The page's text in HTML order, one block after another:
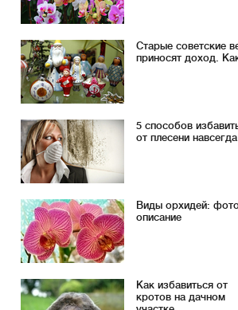
Старые советские
приносят доход.
5 способов
от плесени навсегда
Виды орхидей:
описание
Как избавиться от
кротов на дачном